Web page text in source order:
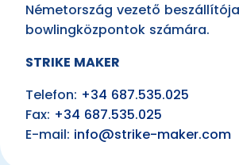
Németország vezető
bowlingközpontok számára.
STRIKE MAKER
Telefon: +34 687.535.025
Fax: +34 687.535.025
E-mail: info@strike-maker.com